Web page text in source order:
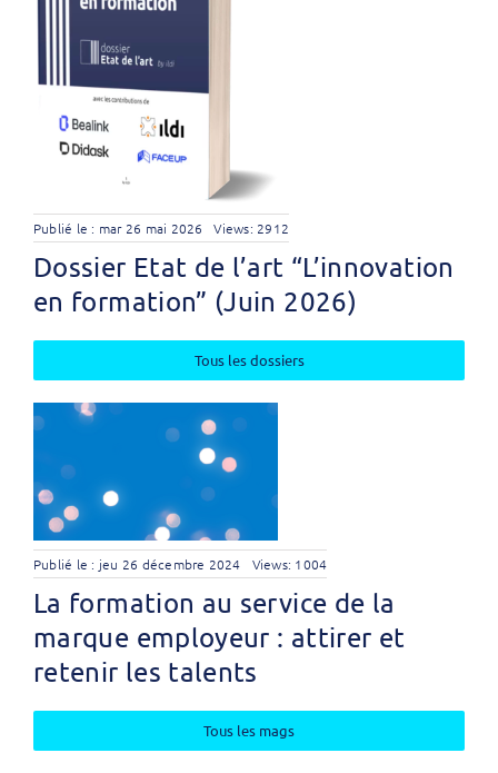
Publié le : mar 26 mai 2026 Views: 2912
Dossier Etat de l’art “L’innovation
en formation” (Juin 2026)
Tous les dossiers
Publié le : jeu 26 décembre 2024 Views: 1004
La formation au service de la
marque employeur : attirer et
retenir les talents
Tous les mags